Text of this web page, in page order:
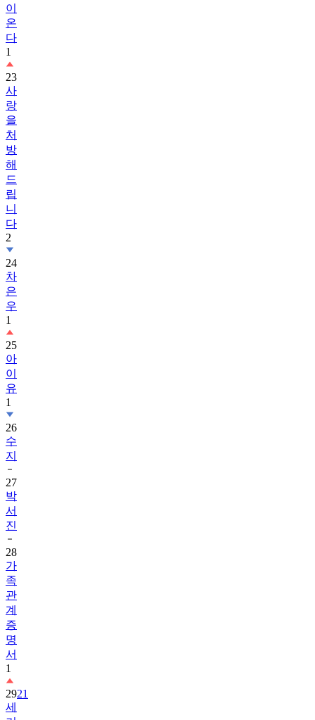
이
온
다
1
23
사
랑
을
처
방
해
드
립
니
다
2
24
차
은
우
1
25
아
이
유
1
26
수
지
27
박
서
진
28
가
족
관
계
증
명
서
1
2921
세